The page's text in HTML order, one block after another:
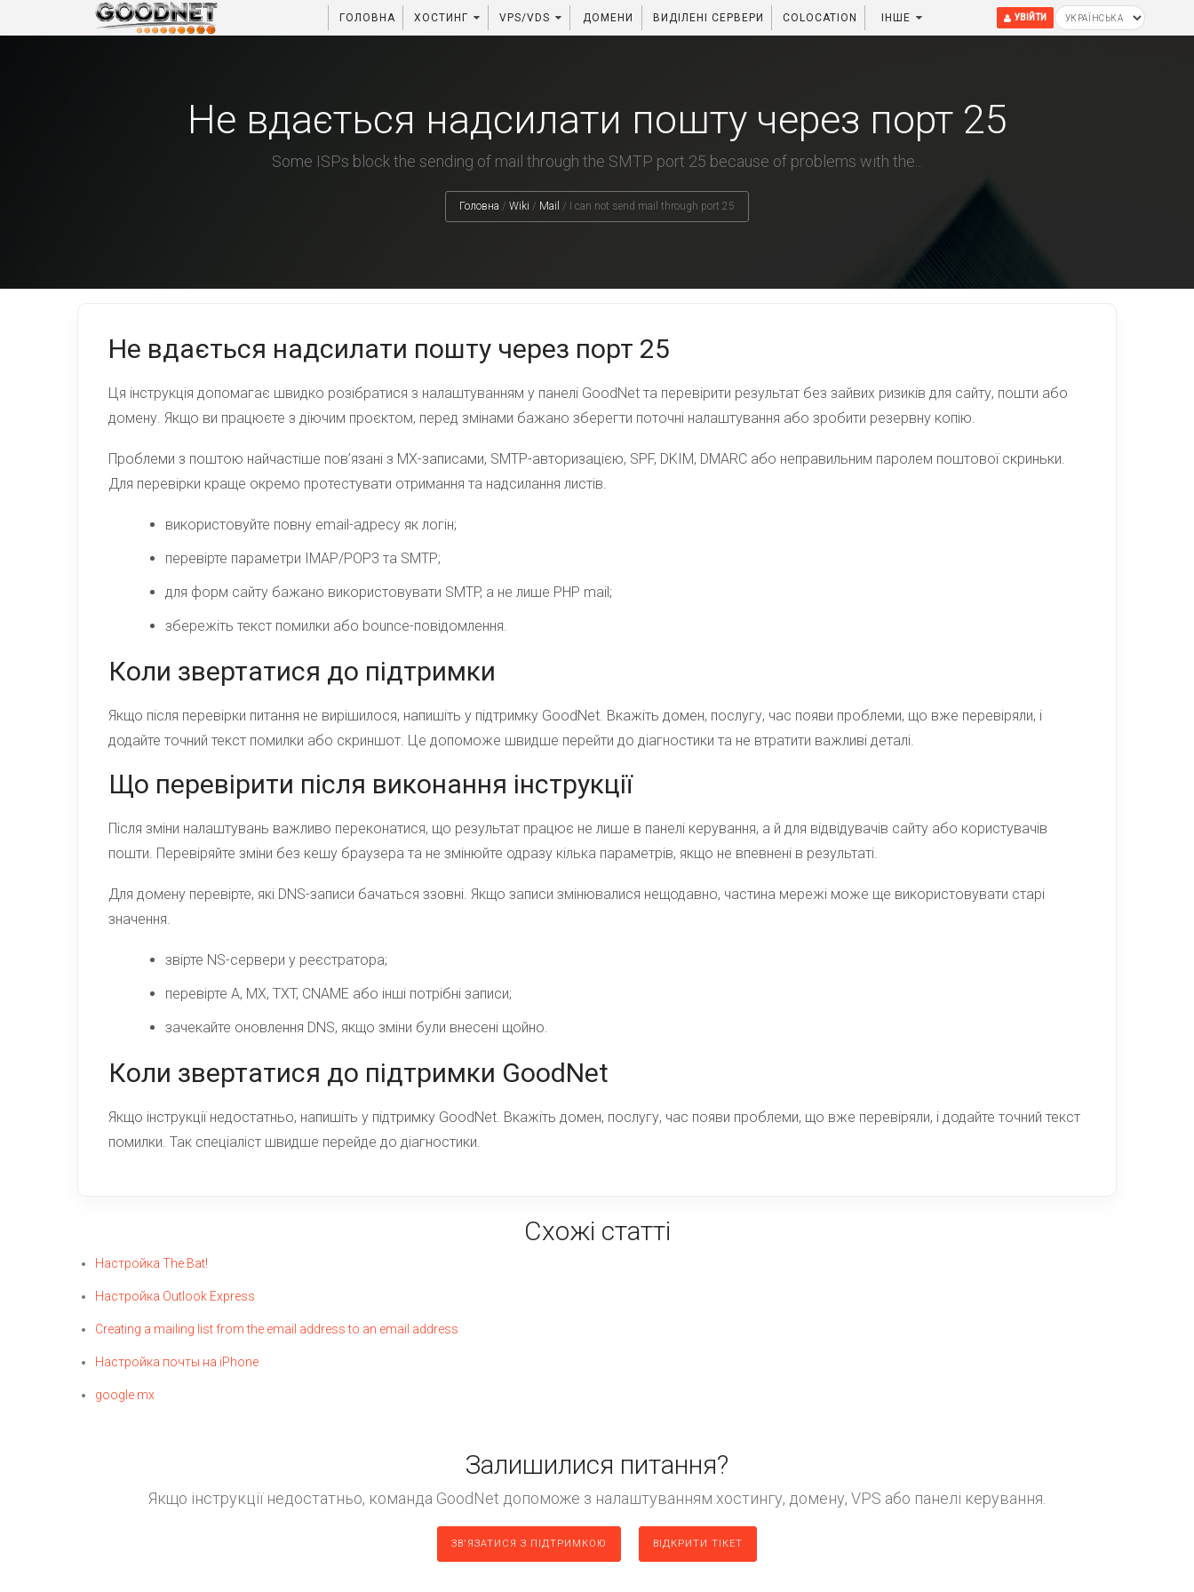
ГОЛОВНА ХОСТИНГ VPS/VDS ДОМЕНИ ВИДІЛЕНІ СЕРВЕРИ COLOCATION ІНШЕ УВІЙТИ
Не вдається надсилати пошту через порт 25
Some ISPs block the sending of mail through the SMTP port 25 because of problems with the...
Головна / Wiki / Mail / I can not send mail through port 25
Не вдається надсилати пошту через порт 25
Ця інструкція допомагає швидко розібратися з налаштуванням у панелі GoodNet та перевірити результат без зайвих ризиків для сайту, пошти або
домену. Якщо ви працюєте з діючим проєктом, перед змінами бажано зберегти поточні налаштування або зробити резервну копію.
Проблеми з поштою найчастіше пов’язані з MX-записами, SMTP-авторизацією, SPF, DKIM, DMARC або неправильним паролем поштової скриньки.
Для перевірки краще окремо протестувати отримання та надсилання листів.
використовуйте повну email-адресу як логін;
перевірте параметри IMAP/POP3 та SMTP;
для форм сайту бажано використовувати SMTP, а не лише PHP mail;
збережіть текст помилки або bounce-повідомлення.
Коли звертатися до підтримки
Якщо після перевірки питання не вирішилося, напишіть у підтримку GoodNet. Вкажіть домен, послугу, час появи проблеми, що вже перевіряли, і
додайте точний текст помилки або скриншот. Це допоможе швидше перейти до діагностики та не втратити важливі деталі.
Що перевірити після виконання інструкції
Після зміни налаштувань важливо переконатися, що результат працює не лише в панелі керування, а й для відвідувачів сайту або користувачів
пошти. Перевіряйте зміни без кешу браузера та не змінюйте одразу кілька параметрів, якщо не впевнені в результаті.
Для домену перевірте, які DNS-записи бачаться ззовні. Якщо записи змінювалися нещодавно, частина мережі може ще використовувати старі
значення.
звірте NS-сервери у реєстратора;
перевірте A, MX, TXT, CNAME або інші потрібні записи;
зачекайте оновлення DNS, якщо зміни були внесені щойно.
Коли звертатися до підтримки GoodNet
Якщо інструкції недостатньо, напишіть у підтримку GoodNet. Вкажіть домен, послугу, час появи проблеми, що вже перевіряли, і додайте точний текст
помилки. Так спеціаліст швидше перейде до діагностики.
Схожі статті
Настройка The Bat!
Настройка Outlook Express
Creating a mailing list from the email address to an email address
Настройка почты на iPhone
google mx
Залишилися питання?
Якщо інструкції недостатньо, команда GoodNet допоможе з налаштуванням хостингу, домену, VPS або панелі керування.
ЗВ'ЯЗАТИСЯ З ПІДТРИМКОЮ ВІДКРИТИ ТІКЕТ